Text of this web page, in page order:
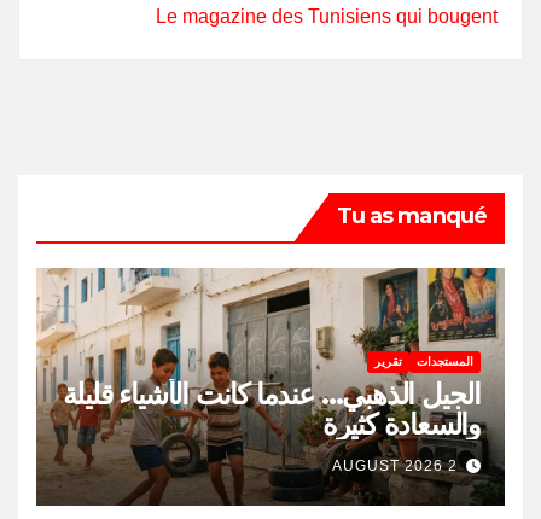
Le magazine des Tunisiens qui bougent
Tu as manqué
المستجدات تقرير
الجيل الذهبي… عندما كانت الأشياء قليلة
والسعادة كثيرة
2 AUGUST 2026